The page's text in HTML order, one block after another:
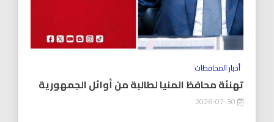
أخبار المحافظات
تهنئة محافظ المنيا لطالبة من أوائل الجمهورية